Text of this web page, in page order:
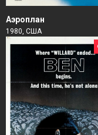
Аэроплан
1980, США